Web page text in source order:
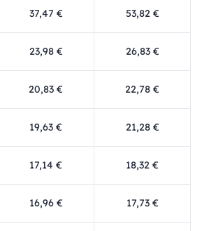
37,47 € 53,82 €
23,98 € 26,83 €
20,83 € 22,78 €
19,63 € 21,28 €
17,14 € 18,32 €
16,96 € 17,73 €